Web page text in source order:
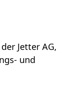
Jetter AG,
und